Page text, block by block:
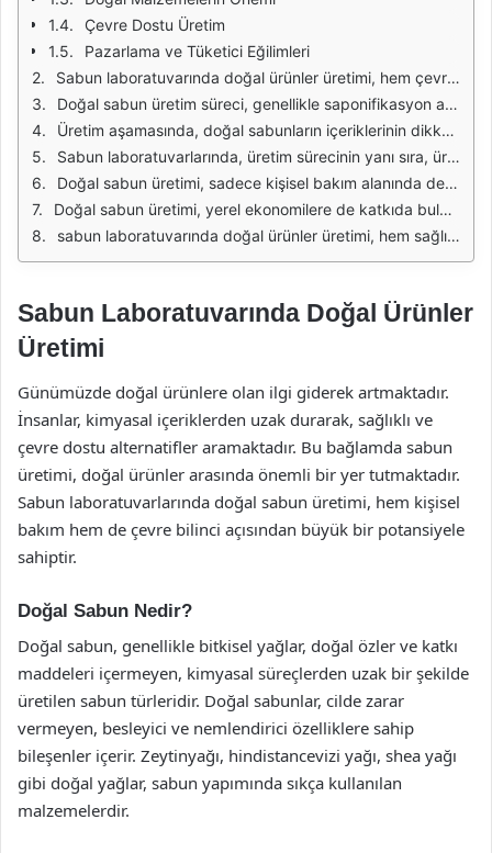
Çevre Dostu Üretim
Pazarlama ve Tüketici Eğilimleri
Sabun laboratuvarında doğal ürünler üretimi, hem çevre dostu hem de sağlıklı yaşam tercihleri ile ilgili giderek artan bir ilgi alanı haline gelmiştir. Doğal sabunlar, kimyasal içerikler yerine bitkisel ve doğal bileşenler ile üretilir. Bu sayede, cilt üzerindeki olumsuz etkileri en aza indirilirken, doğaya zarar vermeyen bir üretim süreci benimsenmiş olur. Bunun yanı sıra, doğal sabunlar genellikle zengin besleyici özelliklere sahip yağlar ve özlerle zenginleştirilir, bu da cilt sağlığını destekler.
Doğal sabun üretim süreci, genellikle saponifikasyon adı verilen bir kimyasal reaksiyon ile başlar. Bu süreç, yağların ve alkali bir maddenin bir araya gelerek sabun oluşturmasını sağlar. Sabun laboratuvarlarında, zeytin yağı, hindistancevizi yağı, palm yağı gibi doğal yağların yanı sıra, çeşitli bitkisel özler ve esansiyel yağlar da kullanılır. Bu bileşenler, sabunun hem kokusunu hem de cilt üzerindeki etkilerini belirler.
Üretim aşamasında, doğal sabunların içeriklerinin dikkatle seçilmesi önemlidir. Kimyasal koruyucular, parabenler ve sentetik maddeler yerine, doğal ve organik bileşenler tercih edilmelidir. Bu, sabunun hem cilt dostu olmasını sağlar hem de kullanıcıların sağlığını korur. Aynı zamanda, doğal sabunlar, alerji riski taşıyan kimyasallar barındırmadığı için hassas ciltler için de uygundur.
Sabun laboratuvarlarında, üretim sürecinin yanı sıra, ürünlerin ambalajlanması da büyük bir öneme sahiptir. Doğal ürünlerin çevre dostu bir şekilde ambalajlanması, hem tüketicilerin çevre bilincine katkıda bulunur hem de marka imajını güçlendirir. Biyolojik olarak parçalanabilir malzemeler kullanarak yapılan ambalajlar, doğaya zarar vermeden ürünlerin korunmasını sağlar.
Doğal sabun üretimi, sadece kişisel bakım alanında değil, aynı zamanda aromaterapi ve terapötik uygulamalarda da kullanılmaktadır. Esansiyel yağlar ile zenginleştirilen doğal sabunlar, hem cilt sağlığını destekler hem de ruh halini iyileştirici özellikler taşır. Örneğin, lavanta yağı içeren sabunlar, gevşeme ve stres azaltma özellikleri ile bilinirken, nane yağı içeren sabunlar enerji verici etkileri ile öne çıkar.
Doğal sabun üretimi, yerel ekonomilere de katkıda bulunur. Küçük ölçekli sabun üreticileri, yerel hammaddeleri kullanarak ve yerel iş gücünü istihdam ederek bölgesel kalkınmayı destekler. Bu durum, hem toplumsal hem de ekonomik açıdan sürdürülebilir bir yaklaşım sağlar. Aynı zamanda, yerel sabun üreticileri, ürünlerini doğrudan tüketicilere sunarak, aracıları ortadan kaldırarak daha adil bir ticaret anlayışını benimseyebilirler.
sabun laboratuvarında doğal ürünler üretimi, hem sağlıklı yaşam tarzını destekleyen hem de çevre dostu bir yaklaşım sunan önemli bir sektördür. Doğal bileşenler kullanarak üretilen sabunlar, cilt sağlığını korurken, tüketicilere de güvenilir ve kaliteli ürünler sunar. Bu durum, hem bireylerin hem de toplumun genel sağlığını olumlu yönde etkileyerek daha sürdürülebilir bir gelecek için katkı sağlar.
Sabun Laboratuvarında Doğal Ürünler
Üretimi
Günümüzde doğal ürünlere olan ilgi giderek artmaktadır.
İnsanlar, kimyasal içeriklerden uzak durarak, sağlıklı ve
çevre dostu alternatifler aramaktadır. Bu bağlamda sabun
üretimi, doğal ürünler arasında önemli bir yer tutmaktadır.
Sabun laboratuvarlarında doğal sabun üretimi, hem kişisel
bakım hem de çevre bilinci açısından büyük bir potansiyele
sahiptir.
Doğal Sabun Nedir?
Doğal sabun, genellikle bitkisel yağlar, doğal özler ve katkı
maddeleri içermeyen, kimyasal süreçlerden uzak bir şekilde
üretilen sabun türleridir. Doğal sabunlar, cilde zarar
vermeyen, besleyici ve nemlendirici özelliklere sahip
bileşenler içerir. Zeytinyağı, hindistancevizi yağı, shea yağı
gibi doğal yağlar, sabun yapımında sıkça kullanılan
malzemelerdir.